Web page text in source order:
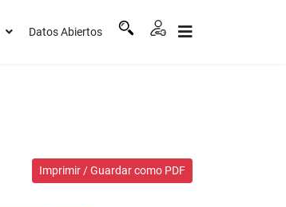
Datos Abiertos
Imprimir / Guardar como PDF